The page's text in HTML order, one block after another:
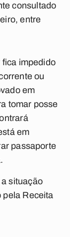
consultado
entre
impedido
ou
em
tomar posse
em
passaporte
situação
pela Receita